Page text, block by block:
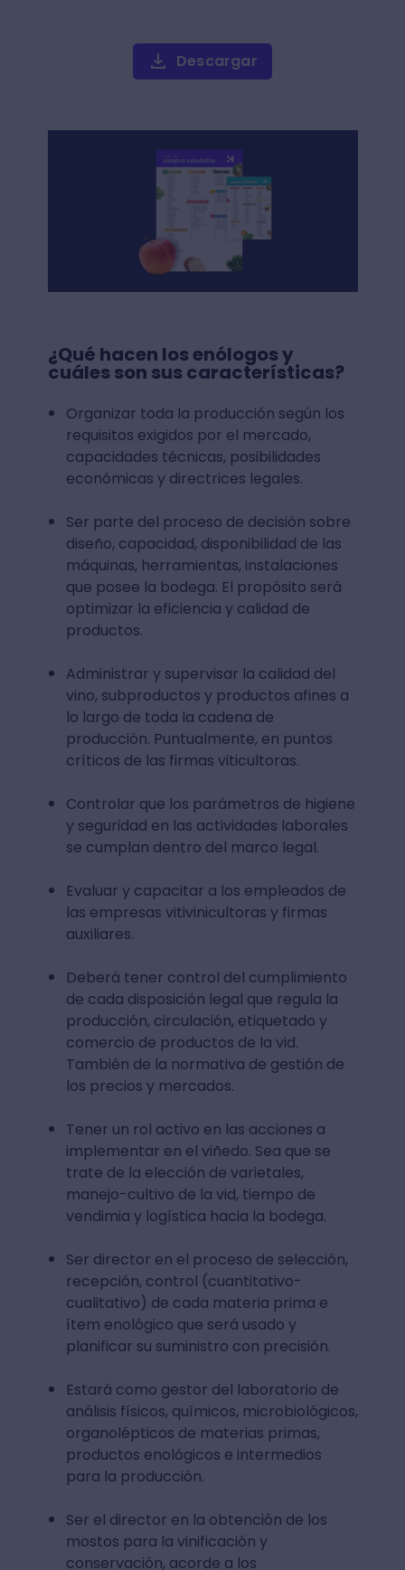
Descargar
¿Qué hacen los enólogos y
cuáles son sus características?
Organizar toda la producción según los
requisitos exigidos por el mercado,
capacidades técnicas, posibilidades
económicas y directrices legales.
Ser parte del proceso de decisión sobre
diseño, capacidad, disponibilidad de las
máquinas, herramientas, instalaciones
que posee la bodega. El propósito será
optimizar la eficiencia y calidad de
productos.
Administrar y supervisar la calidad del
vino, subproductos y productos afines a
lo largo de toda la cadena de
producción. Puntualmente, en puntos
críticos de las firmas viticultoras.
Controlar que los parámetros de higiene
y seguridad en las actividades laborales
se cumplan dentro del marco legal.
Evaluar y capacitar a los empleados de
las empresas vitivinicultoras y firmas
auxiliares.
Deberá tener control del cumplimiento
de cada disposición legal que regula la
producción, circulación, etiquetado y
comercio de productos de la vid.
También de la normativa de gestión de
los precios y mercados.
Tener un rol activo en las acciones a
implementar en el viñedo. Sea que se
trate de la elección de varietales,
manejo-cultivo de la vid, tiempo de
vendimia y logística hacia la bodega.
Ser director en el proceso de selección,
recepción, control (cuantitativo-
cualitativo) de cada materia prima e
ítem enológico que será usado y
planificar su suministro con precisión.
Estará como gestor del laboratorio de
análisis físicos, químicos, microbiológicos,
organolépticos de materias primas,
productos enológicos e intermedios
para la producción.
Ser el director en la obtención de los
mostos para la vinificación y
conservación, acorde a los